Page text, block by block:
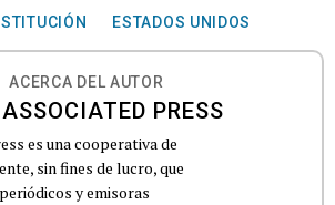
ESTADOS UNIDOS
ACERCA DEL AUTOR
PRESS
es una cooperativa de
sin fines de lucro, que
y emisoras